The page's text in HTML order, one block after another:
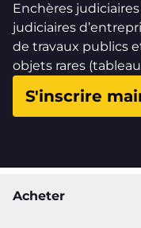
Enchères
judiciaires
de travaux publics
objets rares
S'inscrire
Acheter